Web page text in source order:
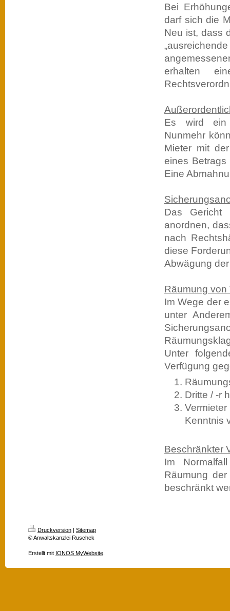
Bei
darf sich die
Neu ist, dass
erhalten
Es wird ein
Nunmehr
Mieter mit
eines Betrags
Eine
Das Gericht
anordnen,
nach
diese
Abwägung
Räumung von
Im Wege der
unter
Unter
Verfügung
Dritte / -r
Kenntnis
Beschränkter
Im
Räumung
beschränkt
Druckversion | Sitemap
© Anwaltskanzlei Ruschek
Erstellt mit IONOS MyWebsite